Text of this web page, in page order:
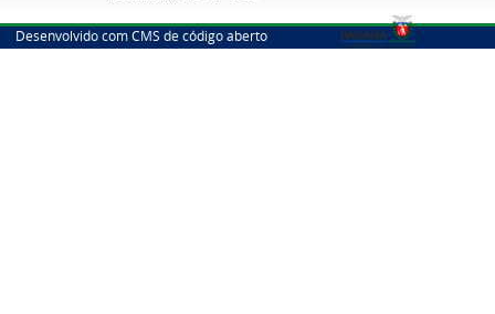
Desenvolvido com CMS de código aberto